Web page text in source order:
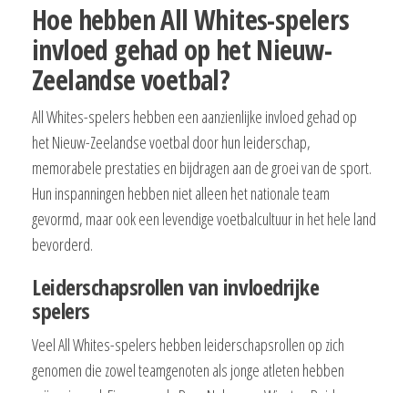
Hoe hebben All Whites-spelers
invloed gehad op het Nieuw-
Zeelandse voetbal?
All Whites-spelers hebben een aanzienlijke invloed gehad op
het Nieuw-Zeelandse voetbal door hun leiderschap,
memorabele prestaties en bijdragen aan de groei van de sport.
Hun inspanningen hebben niet alleen het nationale team
gevormd, maar ook een levendige voetbalcultuur in het hele land
bevorderd.
Leiderschapsrollen van invloedrijke
spelers
Veel All Whites-spelers hebben leiderschapsrollen op zich
genomen die zowel teamgenoten als jonge atleten hebben